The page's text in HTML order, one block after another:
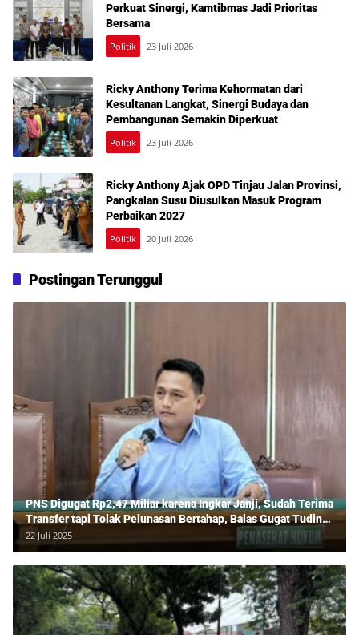
Perkuat Sinergi, Kamtibmas Jadi Prioritas
Bersama
Politik 23 Juli 2026
Ricky Anthony Terima Kehormatan dari
Kesultanan Langkat, Sinergi Budaya dan
Pembangunan Semakin Diperkuat
Politik 23 Juli 2026
Ricky Anthony Ajak OPD Tinjau Jalan Provinsi,
Pangkalan Susu Diusulkan Masuk Program
Perbaikan 2027
Politik 20 Juli 2026
Postingan Terunggul
PNS Digugat Rp2,47 Miliar karena Ingkar Janji, Sudah Terima
Transfer tapi Tolak Pelunasan Bertahap, Balas Gugat Tuding
Lawan Tipu Rp850 Juta
22 Juli 2025